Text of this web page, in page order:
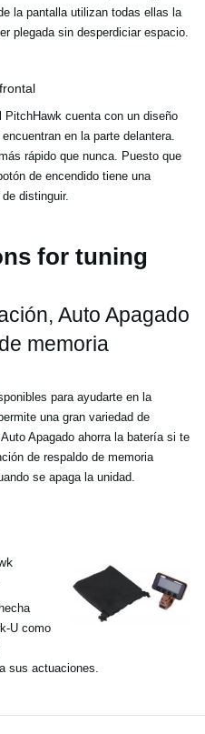
la pantalla utilizan todas ellas la
plegada sin desperdiciar espacio.
PitchHawk cuenta con un diseño
en la parte delantera.
rápido que nunca. Puesto que
de encendido tiene una
distinguir.
for tuning
Auto Apagado
memoria
para ayudarte en la
una gran variedad de
Apagado ahorra la batería si te
de respaldo de memoria
se apaga la unidad.
U como
sus actuaciones.